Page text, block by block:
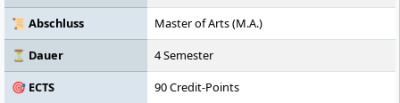
gesellschaftlichem Engagement und fördert
aktiv die Akademisierung von
Gesundheitsberufen.
📜 Abschluss
Master of Arts (M.A.)
⏳ Dauer
4 Semester
🎯 ECTS
90 Credit-Points